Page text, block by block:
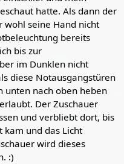
hatte. Als dann der
wohl seine Hand nicht
bereits
bis zur
im Dunklen nicht
diese Notausgangstüren
unten nach oben heben
Der Zuschauer
und verbliebt dort, bis
kam und das Licht
wird dieses
:)